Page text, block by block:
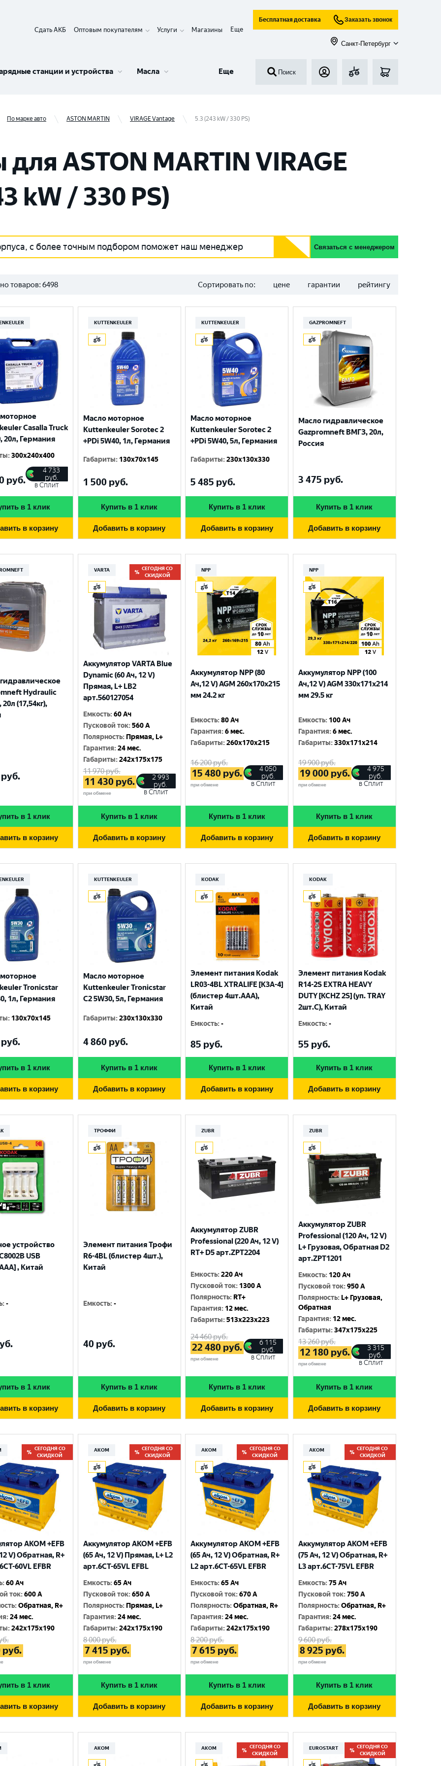
Сдать АКБ Оптовым покупателям Услуги Магазины Еще
Бесплатная доставка Заказать звонок
Санкт-Петербург
станции и устройства Масла Еще Поиск
По марке авто ASTON MARTIN VIRAGE Vantage 5.3 (243 kW / 330 PS)
ASTON MARTIN VIRAGE
kW / 330 PS)
с более точным подбором поможет наш менеджер Связаться с менеджером
товаров: 6498 Сортировать по: цене гарантии рейтингу
Casalla Truck
20л, Германия
:300x240x400
руб.
4 733
руб.
в Сплит
в 1 клик
в корзину
KUTTENKEULER
Масло моторное
Kuttenkeuler Sorotec 2
+PDi 5W40, 1л, Германия
Габариты: 130x70x145
1 500 руб.
Купить в 1 клик
Добавить в корзину
KUTTENKEULER
Масло моторное
Kuttenkeuler Sorotec 2
+PDi 5W40, 5л, Германия
Габариты:230x130x330
5 485 руб.
Купить в 1 клик
Добавить в корзину
GAZPROMNEFT
Масло гидравлическое
Gazpromneft ВМГЗ, 20л,
Россия
3 475 руб.
Купить в 1 клик
Добавить в корзину
Hydraulic
20л (17,54кг),
руб.
в 1 клик
в корзину
VARTA
СЕГОДНЯ СО
СКИДКОЙ
Аккумулятор VARTA Blue
Dynamic (60 Ач, 12 V)
Прямая, L+ LB2
арт.560127054
Емкость:60 Ач
Пусковой ток:560 A
Полярность: Прямая, L+
Гарантия:24 мес.
Габариты:242x175x175
11 970руб.
11 430 руб.
при обмене
2 993
руб.
в Сплит
Купить в 1 клик
Добавить в корзину
NPP
Аккумулятор NPP (80
Ач,12 V) AGM 260x170x215
мм 24.2 кг
Емкость:80 Ач
Гарантия:6 мес.
Габариты:260x170x215
16 200руб.
15 480 руб.
при обмене
4 050
руб.
в Сплит
Купить в 1 клик
Добавить в корзину
NPP
Аккумулятор NPP (100
Ач,12 V) AGM 330x171x214
мм 29.5 кг
Емкость: 100 Ач
Гарантия:6 мес.
Габариты:330x171x214
19 900руб.
19 000 руб.
при обмене
4 975
руб.
в Сплит
Купить в 1 клик
Добавить в корзину
Tronicstar
1л, Германия
: 130x70x145
руб.
в 1 клик
в корзину
KUTTENKEULER
Масло моторное
Kuttenkeuler Tronicstar
C2 5W30, 5л, Германия
Габариты:230x130x330
4 860 руб.
Купить в 1 клик
Добавить в корзину
KODAK
Элемент питания Kodak
LR03-4BL XTRALIFE [K3A-4]
(блистер 4шт.AАА),
Китай
Емкость:-
85 руб.
Купить в 1 клик
Добавить в корзину
KODAK
Элемент питания Kodak
R14-2S EXTRA HEAVY
DUTY [KCHZ 2S] (уп. TRAY
2шт.C), Китай
Емкость:-
55 руб.
Купить в 1 клик
Добавить в корзину
устройство
USB
, Китай
:-
в 1 клик
в корзину
ТРОФФИ
Элемент питания Трофи
R6-4BL (блистер 4шт.),
Китай
Емкость:-
40 руб.
Купить в 1 клик
Добавить в корзину
ZUBR
Аккумулятор ZUBR
Professional (220 Ач, 12 V)
RT+ D5 арт.ZPT2204
Емкость:220 Ач
Пусковой ток: 1300 A
Полярность: RT+
Гарантия: 12 мес.
Габариты:513x223x223
24 460руб.
22 480 руб.
при обмене
6 115
руб.
в Сплит
Купить в 1 клик
Добавить в корзину
ZUBR
Аккумулятор ZUBR
Professional (120 Ач, 12 V)
L+ Грузовая, Обратная D2
арт.ZPT1201
Емкость: 120 Ач
Пусковой ток:950 A
Полярность: L+ Грузовая,
Обратная
Гарантия: 12 мес.
Габариты:347x175x225
13 260руб.
12 180 руб.
при обмене
3 315
руб.
в Сплит
Купить в 1 клик
Добавить в корзину
СЕГОДНЯ СО
СКИДКОЙ
AKOM +EFB
V) Обратная, R+
60VL EFBR
:60 Ач
ток:600 A
:Обратная, R+
:24 мес.
:242x175x190
руб.
в 1 клик
в корзину
АКОМ
СЕГОДНЯ СО
СКИДКОЙ
Аккумулятор AKOM +EFB
(65 Ач, 12 V) Прямая, L+ L2
арт.6СТ-65VL EFBL
Емкость:65 Ач
Пусковой ток:650 A
Полярность: Прямая, L+
Гарантия:24 мес.
Габариты:242x175x190
8 000руб.
7 415 руб.
при обмене
Купить в 1 клик
Добавить в корзину
АКОМ
СЕГОДНЯ СО
СКИДКОЙ
Аккумулятор AKOM +EFB
(65 Ач, 12 V) Обратная, R+
L2 арт.6CT-65VL EFBR
Емкость:65 Ач
Пусковой ток:670 A
Полярность:Обратная, R+
Гарантия:24 мес.
Габариты:242x175x190
8 200руб.
7 615 руб.
при обмене
Купить в 1 клик
Добавить в корзину
АКОМ
СЕГОДНЯ СО
СКИДКОЙ
Аккумулятор AKOM +EFB
(75 Ач, 12 V) Обратная, R+
L3 арт.6СТ-75VL EFBR
Емкость:75 Ач
Пусковой ток:750 A
Полярность:Обратная, R+
Гарантия:24 мес.
Габариты:278x175x190
9 600руб.
8 925 руб.
при обмене
Купить в 1 клик
Добавить в корзину
АКОМ АКОМ
СЕГОДНЯ СО
СКИДКОЙ
EUROSTART
СЕГОДНЯ СО
СКИДКОЙ
Выберите ваш город
Гатчина
Смоленск